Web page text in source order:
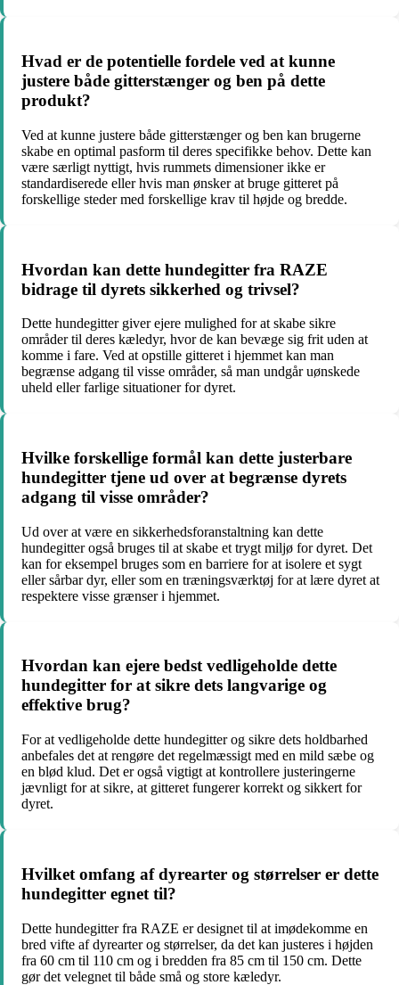
Hvad er de potentielle fordele ved at kunne
justere både gitterstænger og ben på dette
produkt?
Ved at kunne justere både gitterstænger og ben kan brugerne
skabe en optimal pasform til deres specifikke behov. Dette kan
være særligt nyttigt, hvis rummets dimensioner ikke er
standardiserede eller hvis man ønsker at bruge gitteret på
forskellige steder med forskellige krav til højde og bredde.
Hvordan kan dette hundegitter fra RAZE
bidrage til dyrets sikkerhed og trivsel?
Dette hundegitter giver ejere mulighed for at skabe sikre
områder til deres kæledyr, hvor de kan bevæge sig frit uden at
komme i fare. Ved at opstille gitteret i hjemmet kan man
begrænse adgang til visse områder, så man undgår uønskede
uheld eller farlige situationer for dyret.
Hvilke forskellige formål kan dette justerbare
hundegitter tjene ud over at begrænse dyrets
adgang til visse områder?
Ud over at være en sikkerhedsforanstaltning kan dette
hundegitter også bruges til at skabe et trygt miljø for dyret. Det
kan for eksempel bruges som en barriere for at isolere et sygt
eller sårbar dyr, eller som en træningsværktøj for at lære dyret at
respektere visse grænser i hjemmet.
Hvordan kan ejere bedst vedligeholde dette
hundegitter for at sikre dets langvarige og
effektive brug?
For at vedligeholde dette hundegitter og sikre dets holdbarhed
anbefales det at rengøre det regelmæssigt med en mild sæbe og
en blød klud. Det er også vigtigt at kontrollere justeringerne
jævnligt for at sikre, at gitteret fungerer korrekt og sikkert for
dyret.
Hvilket omfang af dyrearter og størrelser er dette
hundegitter egnet til?
Dette hundegitter fra RAZE er designet til at imødekomme en
bred vifte af dyrearter og størrelser, da det kan justeres i højden
fra 60 cm til 110 cm og i bredden fra 85 cm til 150 cm. Dette
gør det velegnet til både små og store kæledyr.